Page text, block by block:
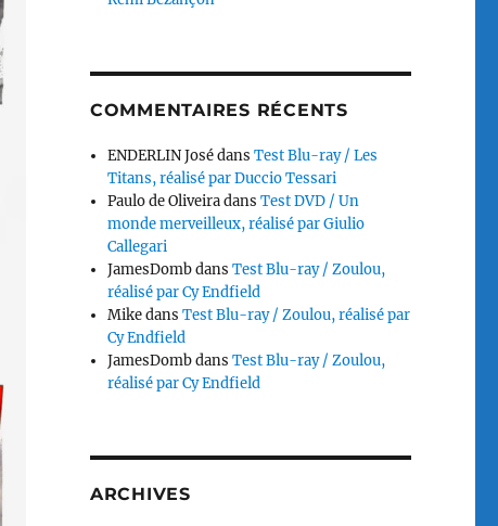
COMMENTAIRES RÉCENTS
ENDERLIN JosédansTest Blu-ray / Les
Titans, réalisé par Duccio Tessari
Paulo de OliveiradansTest DVD / Un
monde merveilleux, réalisé par Giulio
Callegari
JamesDombdansTest Blu-ray / Zoulou,
réalisé par Cy Endfield
MikedansTest Blu-ray / Zoulou, réalisé par
Cy Endfield
JamesDombdansTest Blu-ray / Zoulou,
réalisé par Cy Endfield
ARCHIVES